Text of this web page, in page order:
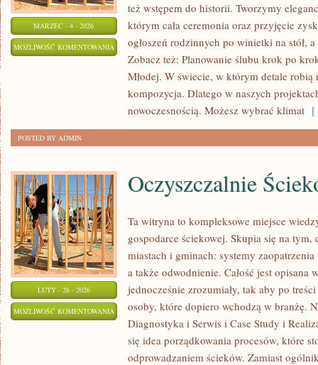
MARZEC - 4 - 2026
MOŻLIWOŚĆ KOMENTOWANIA ŚLUBNE
FORMALNOŚCI
DOKUMENTY
też wstępem do historii. Tworzymy
którym cała ceremonia oraz przyjęcie
ogłoszeń rodzinnych po winietki na stół,
Zobacz też: Planowanie ślubu krok po
Młodej. W świecie, w którym detale
kompozycja. Dlatego w naszych
nowoczesnością. Możesz wybrać klimat [
POSTED BY ADMIN
LUTY - 26 - 2026
MOŻLIWOŚĆ KOMENTOWANIA OCZYSZCZALNIE
ŚCIEKÓW
Oczyszczalnie
Ta witryna to kompleksowe miejsce
gospodarce ściekowej. Skupia się na
miastach i gminach: systemy
a także odwodnienie. Całość jest opisana
jednocześnie zrozumiały, tak aby po
osoby, które dopiero wchodzą w branżę.
Diagnostyka i Serwis i Case Study i
się idea porządkowania procesów, które
odprowadzaniem ścieków. Zamiast